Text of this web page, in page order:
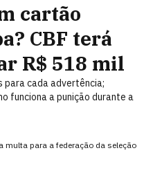
cartão
CBF terá
R$ 518 mil
para cada advertência;
funciona a punição durante a
multa para a federação da seleção